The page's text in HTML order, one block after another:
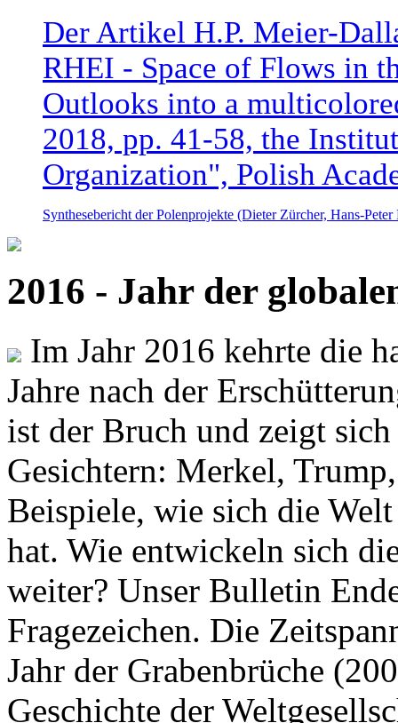
Der Artikel H.P. Meier-
RHEI - Space of Flows in
Outlooks into a
2018, pp. 41-58, the
Organization", Polish
Synthesebericht der Polenprojekte (Dieter Zürcher, Hans-
2016 - Jahr der
Im Jahr 2016 kehrte die
Jahre nach der
ist der Bruch und zeigt
Gesichtern: Merkel,
Beispiele, wie sich die
hat. Wie entwickeln sich
weiter? Unser Bulletin
Fragezeichen. Die
Jahr der Grabenbrüche
Geschichte der